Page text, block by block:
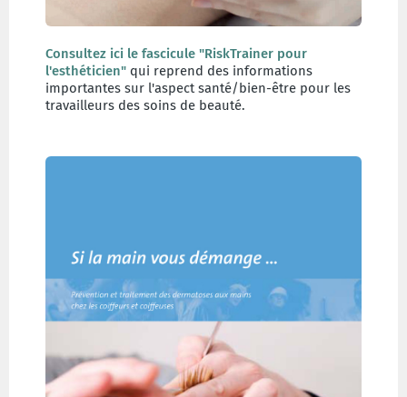
Consultez ici le fascicule "RiskTrainer pour
l'esthéticien" qui reprend des informations
importantes sur l'aspect santé/bien-être pour les
travailleurs des soins de beauté.